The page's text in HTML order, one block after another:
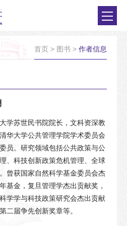
首页 > 图书 > 作者信息
学苏世民书院院长，文科资深教
华大学公共管理学院学术委员会
员。研究领域包括公共政策与公
、科技创新政策危机管理、全球
曾获国家自然科学基金委员会杰
基金，复旦管理学杰出贡献奖，
学学与科技政策研究会杰出贡献
二届争先创新奖章等。